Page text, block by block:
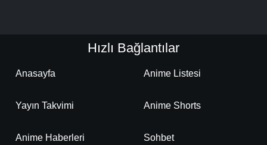
Hızlı Bağlantılar
Anasayfa Anime Listesi
Yayın Takvimi Anime Shorts
Anime Haberleri Sohbet